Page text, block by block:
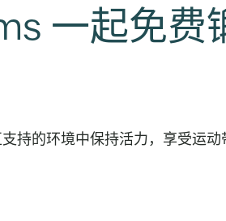
一起免费
持的环境中保持活力，享受运